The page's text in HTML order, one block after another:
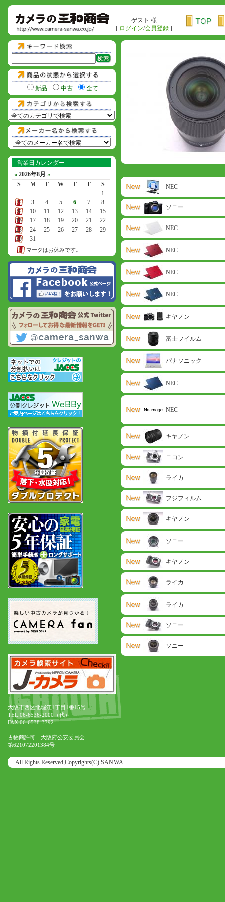
ゲスト 様
[ ログイン/会員登録]
新品 中古 全て
営業日カレンダー
« 2026年8月 »
S
M T W T F
S
1
2
3 4 5 6 7
8
9
10 11 12 13 14
15
16
17 18 19 20 21
22
23
24 25 26 27 28
29
30
31
マークはお休みです。
NEC
ソニー
NEC
NEC
NEC
NEC
キヤノン
富士フイルム
パナソニック
NEC
NEC
キヤノン
ニコン
ライカ
フジフィルム
キヤノン
ソニー
キヤノン
ライカ
ライカ
ソニー
ソニー
大阪市西区北堀江1丁目1番15号
TEL.06-6536-2000（代）
FAX.06-6538-3792
古物商許可 大阪府公安委員会
第621072201384号
All Rights Reserved,Copyrights(C) SANWA